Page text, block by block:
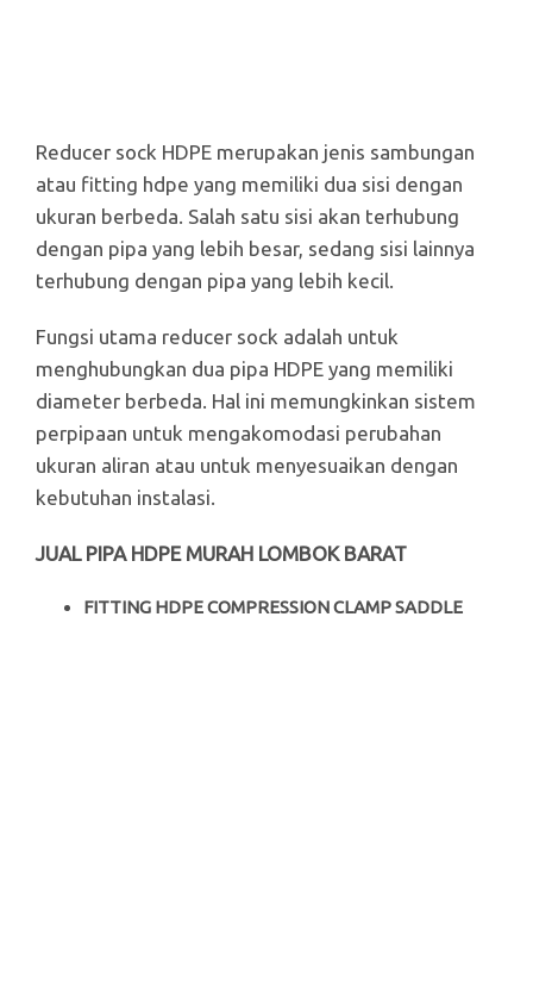
Reducer sock HDPE merupakan jenis sambungan
atau fitting hdpe yang memiliki dua sisi dengan
ukuran berbeda. Salah satu sisi akan terhubung
dengan pipa yang lebih besar, sedang sisi lainnya
terhubung dengan pipa yang lebih kecil.
Fungsi utama reducer sock adalah untuk
menghubungkan dua pipa HDPE yang memiliki
diameter berbeda. Hal ini memungkinkan sistem
perpipaan untuk mengakomodasi perubahan
ukuran aliran atau untuk menyesuaikan dengan
kebutuhan instalasi.
JUAL PIPA HDPE MURAH LOMBOK BARAT
FITTING HDPE COMPRESSION CLAMP SADDLE